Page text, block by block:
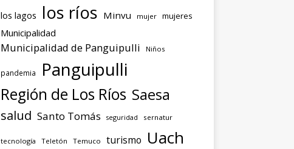
los lagos los ríos Minvu mujer mujeres
Municipalidad
Municipalidad de Panguipulli Niños
pandemia Panguipulli
Región de Los Ríos Saesa
salud Santo Tomás seguridad sernatur
tecnología Teletón Temuco turismo Uach